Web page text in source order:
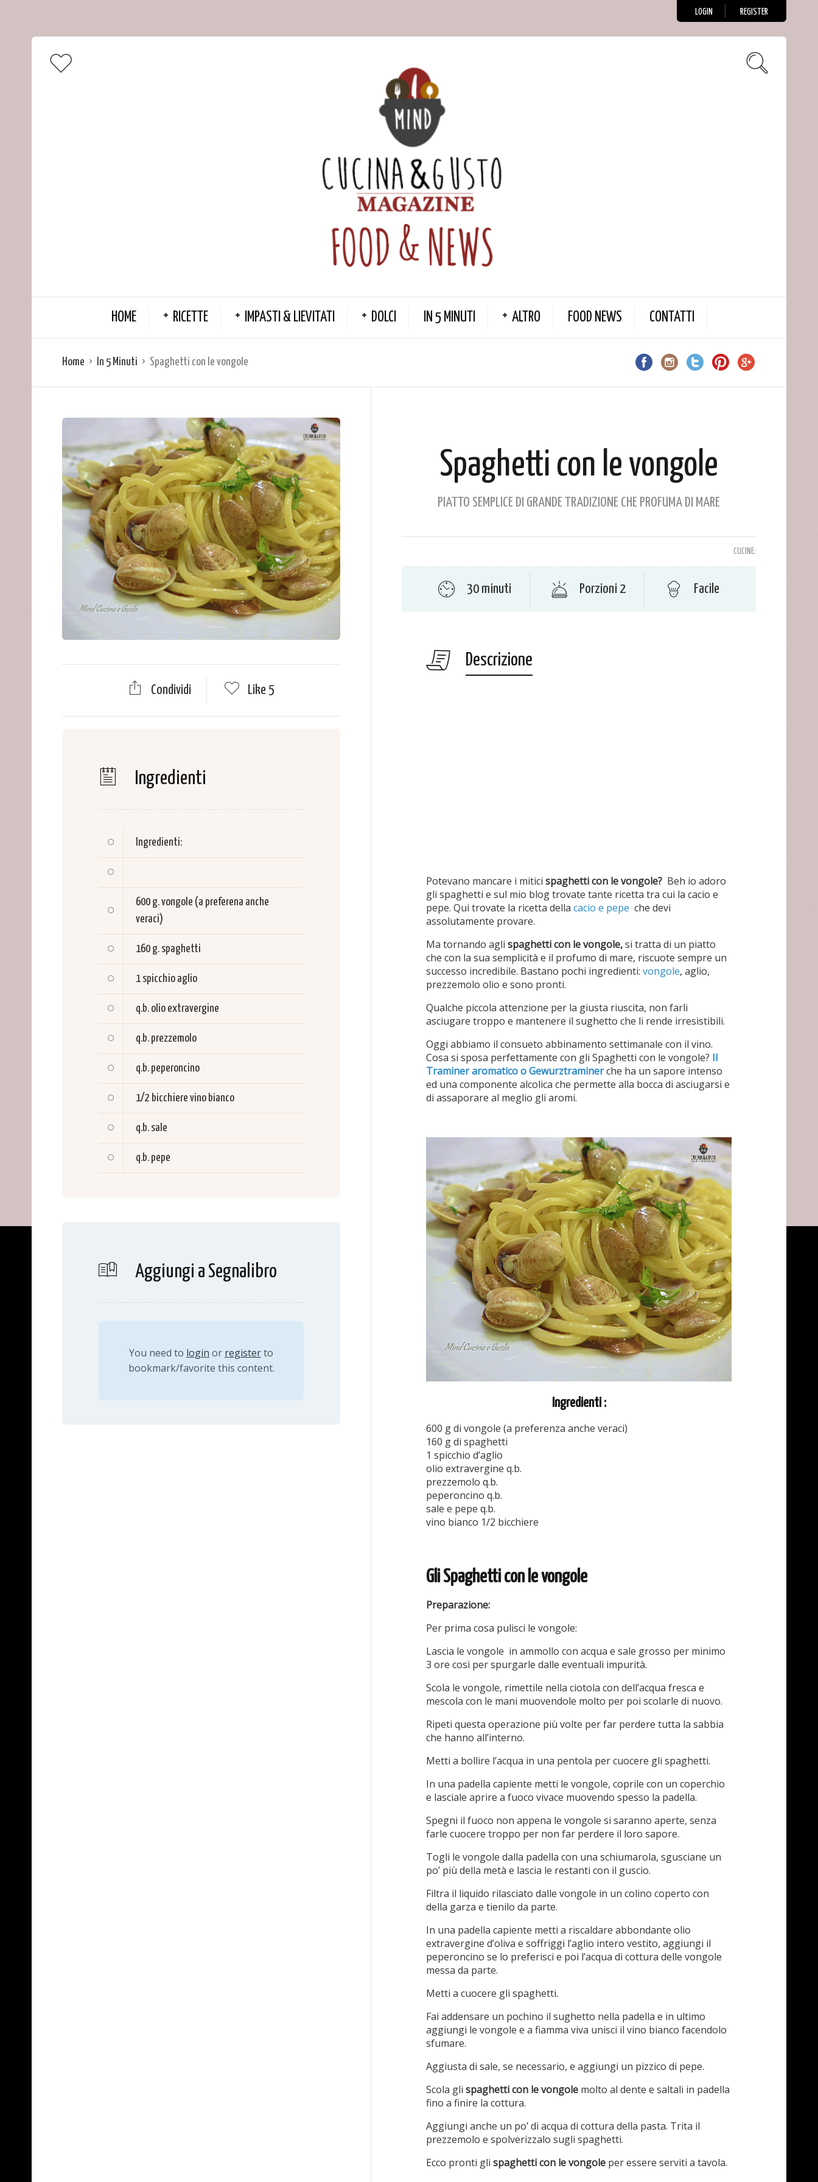
LOGIN REGISTER
HOME RICETTE IMPASTI & LIEVITATI DOLCI IN 5 MINUTI ALTRO FOOD NEWS CONTATTI
Home In 5 Minuti Spaghetti con le vongole
Condividi Like 5
Ingredienti
Ingredienti:
600 g.vongole (a preferena anche
veraci)
160 g. spaghetti
1 spicchio aglio
q.b. olio extravergine
q.b. prezzemolo
q.b. peperoncino
1/2 bicchiere vino bianco
q.b. sale
q.b. pepe
Aggiungi a Segnalibro
You need to login or registerto
bookmark/favorite this content.
Spaghetti con le vongole
PIATTO SEMPLICE DI GRANDE TRADIZIONE CHE PROFUMA DI MARE
CUCINE:
30 minuti Porzioni 2 Facile
Descrizione
Potevano mancare i mitici spaghetti con le vongole? Beh io adoro
gli spaghetti e sul mio blog trovate tante ricetta tra cui la cacio e
pepe. Qui trovate la ricetta della cacio e pepe che devi
assolutamente provare.
Ma tornando agli spaghetti con le vongole,si tratta di un piatto
che con la sua semplicità e il profumo di mare, riscuote sempre un
successo incredibile. Bastano pochi ingredienti: vongole, aglio,
prezzemolo olio e sono pronti.
Qualche piccola attenzione per la giusta riuscita, non farli
asciugare troppo e mantenere il sughetto che li rende irresistibili.
Oggi abbiamo il consueto abbinamento settimanale con il vino.
Cosa si sposa perfettamente con gli Spaghetti con le vongole? Il
Traminer aromatico o Gewurztraminerche ha un sapore intenso
ed una componente alcolica che permette alla bocca di asciugarsi e
di assaporare al meglio gli aromi.
Ingredienti :
600 g di vongole (a preferenza anche veraci)
160 g di spaghetti
1 spicchio d’aglio
olio extravergine q.b.
prezzemolo q.b.
peperoncino q.b.
sale e pepe q.b.
vino bianco 1/2 bicchiere
Gli Spaghetti con le vongole
Preparazione:
Per prima cosa pulisci le vongole:
Lascia le vongole in ammollo con acqua e sale grosso per minimo
3 ore così per spurgarle dalle eventuali impurità.
Scola le vongole, rimettile nella ciotola con dell’acqua fresca e
mescola con le mani muovendole molto per poi scolarle di nuovo.
Ripeti questa operazione più volte per far perdere tutta la sabbia
che hanno all’interno.
Metti a bollire l’acqua in una pentola per cuocere gli spaghetti.
In una padella capiente metti le vongole, coprile con un coperchio
e lasciale aprire a fuoco vivace muovendo spesso la padella.
Spegni il fuoco non appena le vongole si saranno aperte, senza
farle cuocere troppo per non far perdere il loro sapore.
Togli le vongole dalla padella con una schiumarola, sgusciane un
po’ più della metà e lascia le restanti con il guscio.
Filtra il liquido rilasciato dalle vongole in un colino coperto con
della garza e tienilo da parte.
In una padella capiente metti a riscaldare abbondante olio
extravergine d’oliva e soffriggi l’aglio intero vestito, aggiungi il
peperoncino se lo preferisci e poi l’acqua di cottura delle vongole
messa da parte.
Metti a cuocere gli spaghetti.
Fai addensare un pochino il sughetto nella padella e in ultimo
aggiungi le vongole e a fiamma viva unisci il vino bianco facendolo
sfumare.
Aggiusta di sale, se necessario, e aggiungi un pizzico di pepe.
Scola gli spaghetti con le vongole molto al dente e saltali in padella
fino a finire la cottura.
Aggiungi anche un po’ di acqua di cottura della pasta. Trita il
prezzemolo e spolverizzalo sugli spaghetti.
Ecco pronti gli spaghetti con le vongole per essere serviti a tavola.